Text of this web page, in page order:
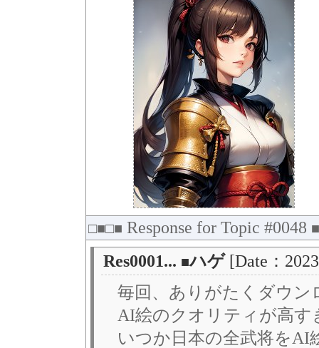
□■□■ Response for Topic #0048
Res0001... ■ハゲ [Date：
毎回、ありがたくダウ
AI絵のクオリティが高
いつか日本の全武将をAI